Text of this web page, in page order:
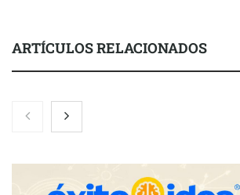
ARTÍCULOS RELACIONADOS